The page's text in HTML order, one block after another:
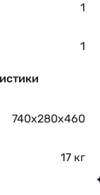
1
1
740х280х460
17 кг